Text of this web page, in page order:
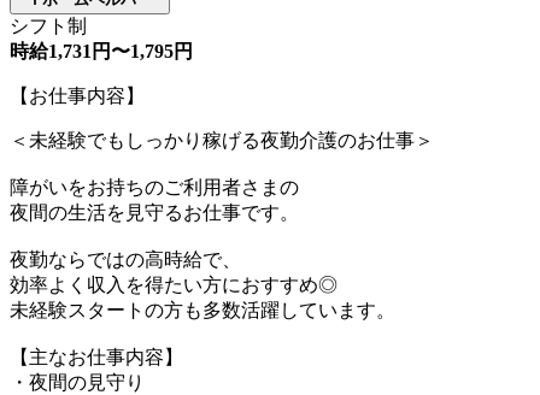
シフト制
時給1,731円〜1,795円
【お仕事内容】
＜未経験でもしっかり稼げる夜勤介護のお仕事＞
障がいをお持ちのご利用者さまの
夜間の生活を見守るお仕事です。
夜勤ならではの高時給で、
効率よく収入を得たい方におすすめ◎
未経験スタートの方も多数活躍しています。
【主なお仕事内容】
・夜間の見守り